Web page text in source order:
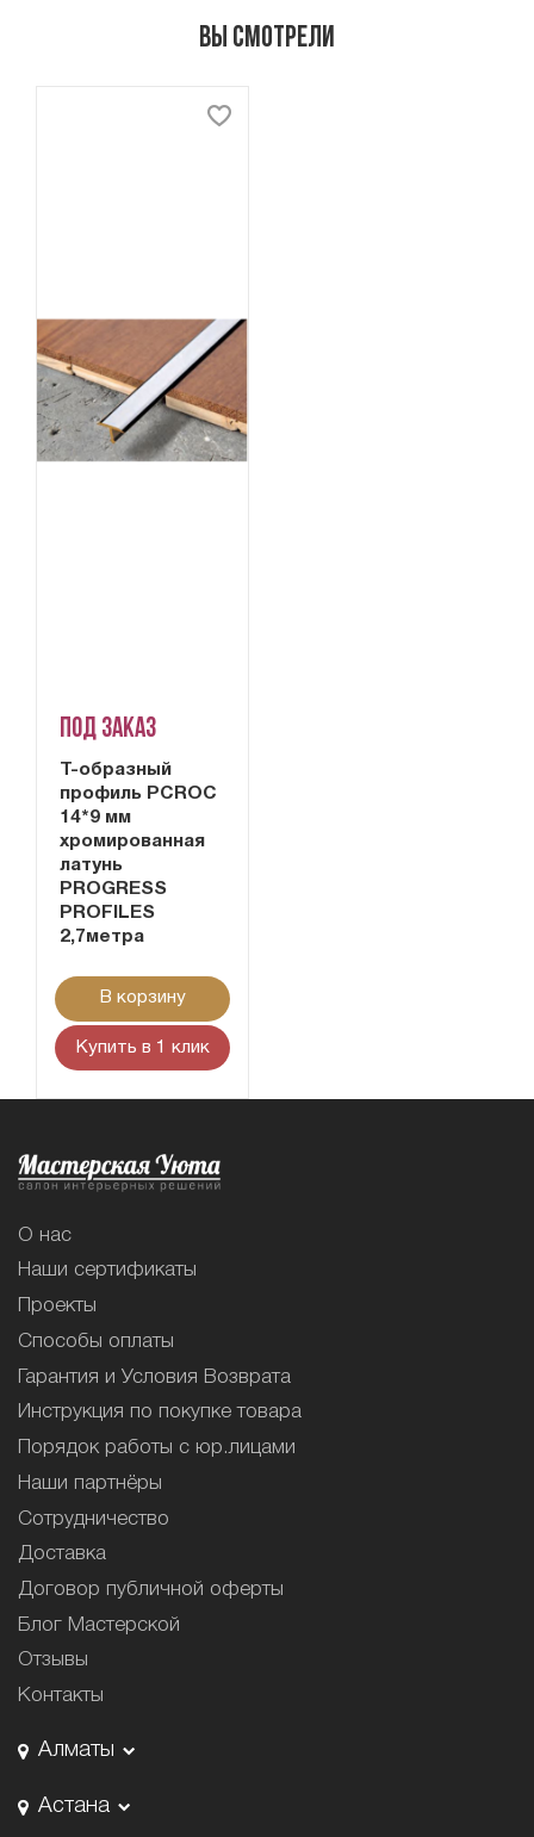
Вы смотрели
Под заказ
Т-образный
профиль PCROC
14*9 мм
хромированная
латунь
PROGRESS
PROFILES
2,7метра
В корзину
Купить в 1 клик
О нас
Наши сертификаты
Проекты
Способы оплаты
Гарантия и Условия Возврата
Инструкция по покупке товара
Порядок работы с юр.лицами
Наши партнёры
Сотрудничество
Доставка
Договор публичной оферты
Блог Мастерской
Отзывы
Контакты
Алматы
Астана